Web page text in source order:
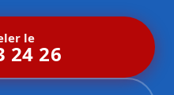
le
24 26